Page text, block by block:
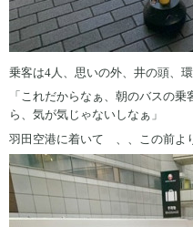
乗客は4人、思いの外、井の頭、環
「これだからなぁ、朝のバスの
ら、気が気じゃないしなぁ」
羽田空港に着いて 、、この前よ